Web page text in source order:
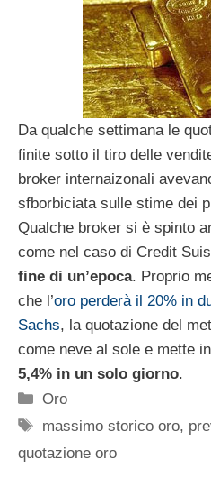
Da qualche settimana le
finite sotto il tiro delle
broker internaizonali
sfborbiciata sulle stime dei
Qualche broker si è spinto
come nel caso di Credit
fine di un’epoca. Proprio
che l’oro perderà il 20% in
Sachs, la quotazione del
come neve al sole e mette
5,4% in un solo giorno.
Categorie
Oro
Tag
massimo storico oro,
quotazione oro